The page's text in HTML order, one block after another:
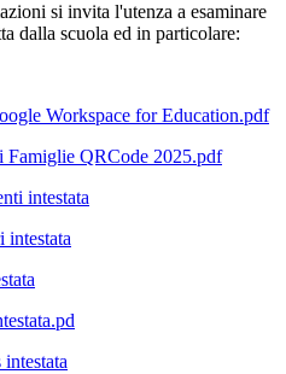
si invita l'utenza a esaminare
dalla scuola ed in particolare:
Workspace for Education.pdf
QRCode 2025.pdf
intestata